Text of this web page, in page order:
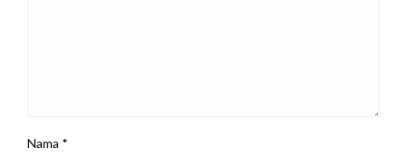
Nama *